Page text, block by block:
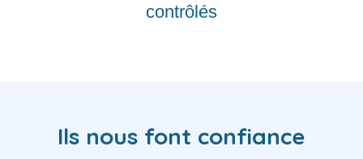
contrôlés
Ils nous font confiance